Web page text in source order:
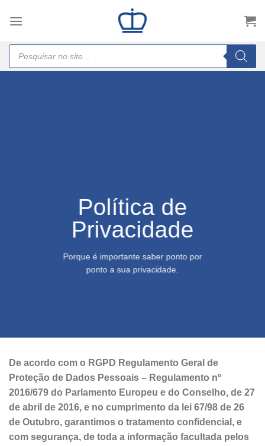
Products
search
Política de
Privacidade
Porque é importante saber ponto por
ponto a sua privacidade.
De acordo com o RGPD Regulamento Geral de
Proteção de Dados Pessoais – Regulamento nº
2016/679 do Parlamento Europeu e do Conselho, de 27
de abril de 2016, e no cumprimento da lei 67/98 de 26
de Outubro, garantimos o tratamento confidencial, e
com segurança, de toda a informação facultada pelos